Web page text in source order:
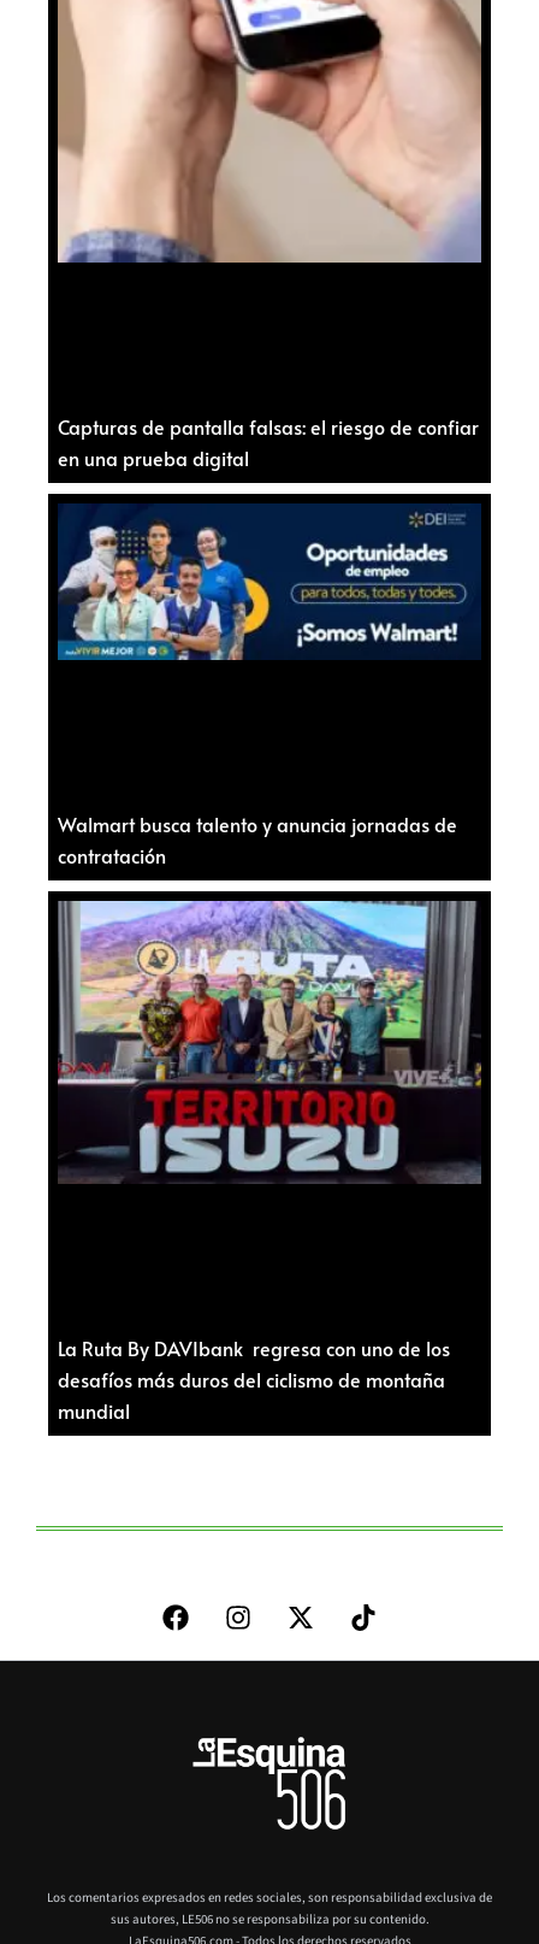
Capturas de pantalla falsas: el riesgo de confiar
en una prueba digital
Walmart busca talento y anuncia jornadas de
contratación
La Ruta By DAVIbank regresa con uno de los
desafíos más duros del ciclismo de montaña
mundial
Los comentarios expresados en redes sociales, son responsabilidad exclusiva de
sus autores, LE506 no se responsabiliza por su contenido.
LaEsquina506.com - Todos los derechos reservados